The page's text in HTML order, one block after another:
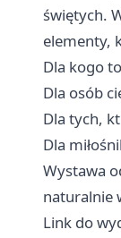
świętych.
elementy,
Dla kogo
Dla osób
Dla tych,
Dla
Wystawa
naturalnie
Link do